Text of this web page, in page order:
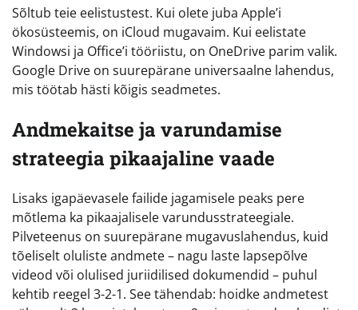
Sõltub teie eelistustest. Kui olete juba Apple’i
ökosüsteemis, on iCloud mugavaim. Kui eelistate
Windowsi ja Office’i tööriistu, on OneDrive parim valik.
Google Drive on suurepärane universaalne lahendus,
mis töötab hästi kõigis seadmetes.
Andmekaitse ja varundamise
strateegia pikaajaline vaade
Lisaks igapäevasele failide jagamisele peaks pere
mõtlema ka pikaajalisele varundusstrateegiale.
Pilveteenus on suurepärane mugavuslahendus, kuid
tõeliselt oluliste andmete – nagu laste lapsepõlve
videod või olulised juriidilised dokumendid – puhul
kehtib reegel 3-2-1. See tähendab: hoidke andmetest